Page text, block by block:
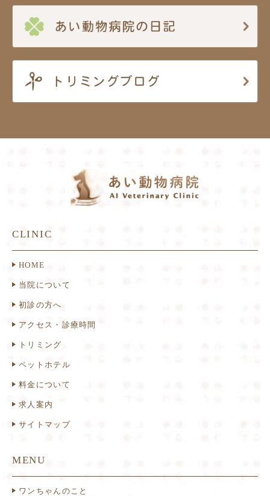
CLINIC
HOME
当院について
初診の方へ
アクセス・診療時間
トリミング
ペットホテル
料金について
求人案内
サイトマップ
MENU
ワンちゃんのこと